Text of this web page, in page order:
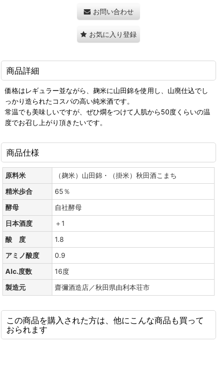
お問い合わせ
お気に入り登録
商品詳細
価格はレギュラー並ながら、麹米に山田錦を使用し、山廃仕込でし
っかり造られたコスパの高い純米酒です。
常温でも美味しいですが、ぜひ燗をつけて人肌から50度くらいの温
度でお召し上がり頂きたいです。
商品仕様
原料米
（麹米）山田錦・（掛米）秋田酒こまち
精米歩合
65％
酵母
自社酵母
日本酒度
＋1
酸 度
1.8
アミノ酸度
0.9
Alc.度数
16度
製造元
齋彌酒造店／秋田県由利本荘市
この商品を購入された方は、他にこんな商品も買って
おられます